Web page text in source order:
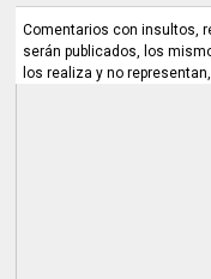
Comentarios con insultos,
serán publicados, los
los realiza y no